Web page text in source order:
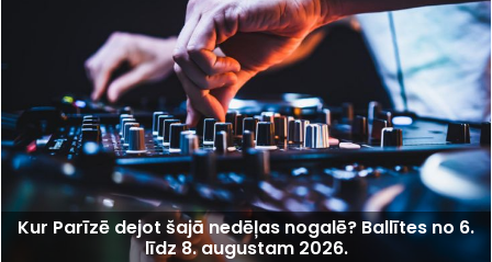
Kur Parīzē dejot šajā nedēļas nogalē? Ballītes no 6.
līdz 8. augustam 2026.